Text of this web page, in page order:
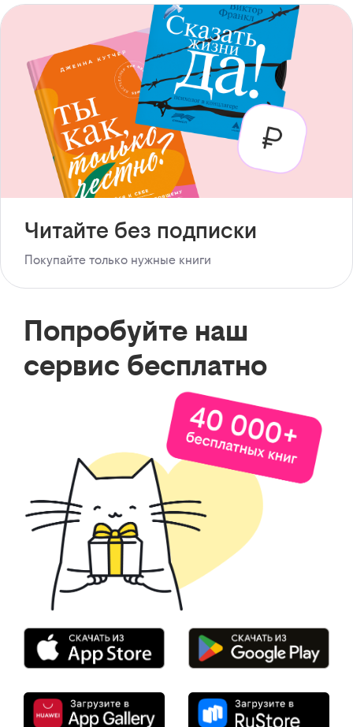
Читайте без подписки
Покупайте только нужные книги
Попробуйте наш
сервис бесплатно